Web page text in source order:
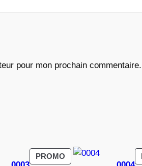
pour mon prochain commentaire.
PROMOPRODUIT